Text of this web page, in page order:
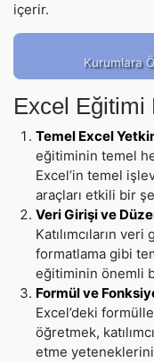
içerir.
Kurumlara
Excel Eğitimi
Temel Excel
eğitiminin temel
Excel’in temel
araçları etkili bir
Veri Girişi ve
Katılımcıların
formatlama gibi
eğitiminin önemli
Formül ve
Excel’deki
öğretmek,
etme